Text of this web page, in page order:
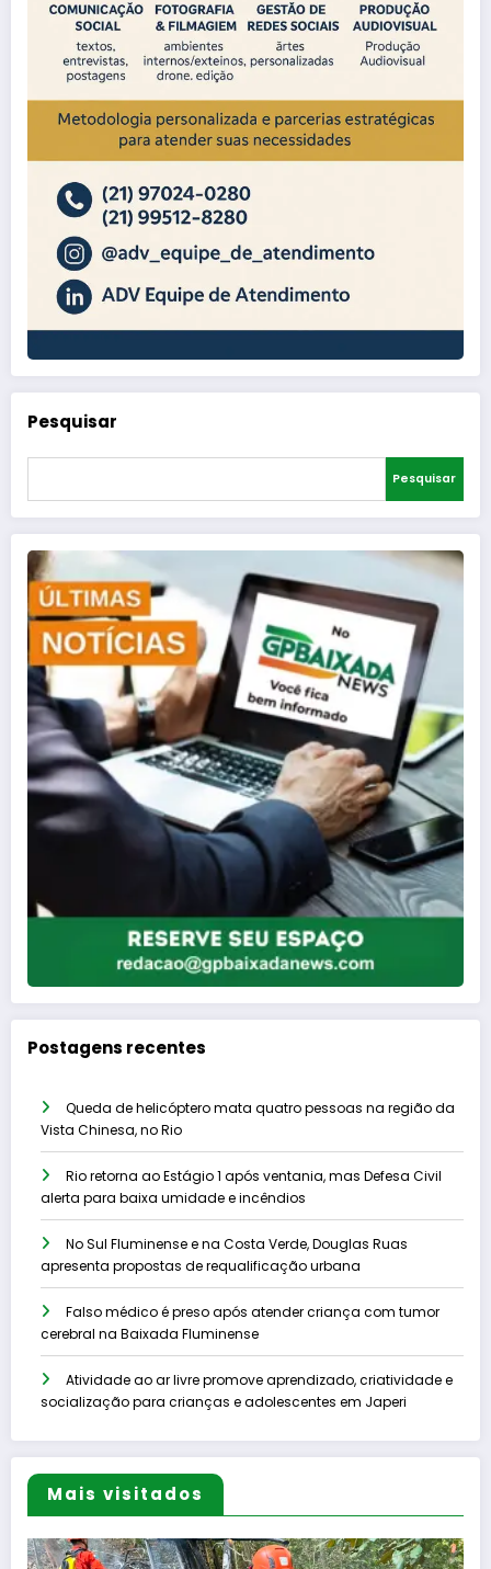
Pesquisar
Pesquisar
Postagens recentes
Queda de helicóptero mata quatro pessoas na região da
Vista Chinesa, no Rio
Rio retorna ao Estágio 1 após ventania, mas Defesa Civil
alerta para baixa umidade e incêndios
No Sul Fluminense e na Costa Verde, Douglas Ruas
apresenta propostas de requalificação urbana
Falso médico é preso após atender criança com tumor
cerebral na Baixada Fluminense
Atividade ao ar livre promove aprendizado, criatividade e
socialização para crianças e adolescentes em Japeri
Mais visitados